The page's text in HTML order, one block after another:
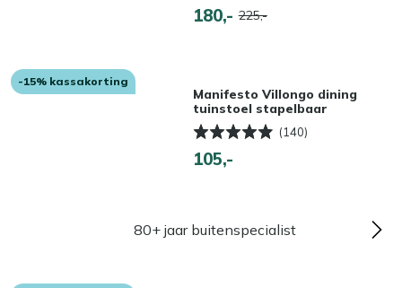
180,- 225,-
-15% kassakorting
Manifesto Villongo dining
tuinstoel stapelbaar
(140)
105,-
80+ jaar buitenspecialist